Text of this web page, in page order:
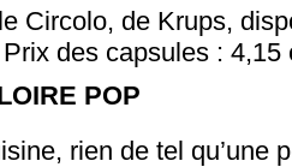
Circolo, de Krups,
des capsules :
POP
rien de tel qu’une